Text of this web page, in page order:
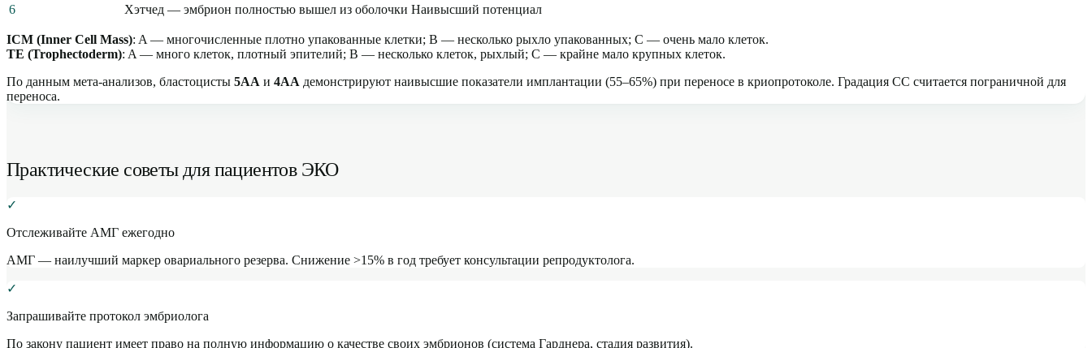
6
Хэтчед — эмбрион полностью вышел из оболочки Наивысший потенциал
ICM (Inner Cell Mass): A — многочисленные плотно упакованные клетки; B — несколько рыхло упакованных; C — очень мало клеток.
TE (Trophectoderm): A — много клеток, плотный эпителий; B — несколько клеток, рыхлый; C — крайне мало крупных клеток.
По данным мета-анализов, бластоцисты 5AA и 4AA демонстрируют наивысшие показатели имплантации (55–65%) при переносе в криопротоколе. Градация CC считается пограничной для
переноса.
Практические советы для пациентов ЭКО
✓
Отслеживайте АМГ ежегодно
АМГ — наилучший маркер овариального резерва. Снижение >15% в год требует консультации репродуктолога.
✓
Запрашивайте протокол эмбриолога
По закону пациент имеет право на полную информацию о качестве своих эмбрионов (система Гарднера, стадия развития).